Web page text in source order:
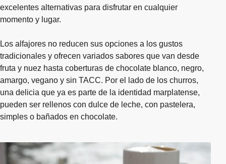
excelentes alternativas para disfrutar en cualquier
momento y lugar.
Los alfajores no reducen sus opciones a los gustos
tradicionales y ofrecen variados sabores que van desde
fruta y nuez hasta coberturas de chocolate blanco, negro,
amargo, vegano y sin TACC. Por el lado de los churros,
una delicia que ya es parte de la identidad marplatense,
pueden ser rellenos con dulce de leche, con pastelera,
simples o bañados en chocolate.